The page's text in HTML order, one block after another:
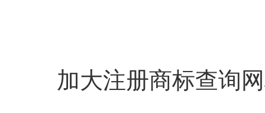
加大注册商标查询网